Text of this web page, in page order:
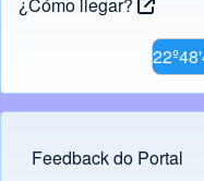
Footer menu
Feedback do Portal